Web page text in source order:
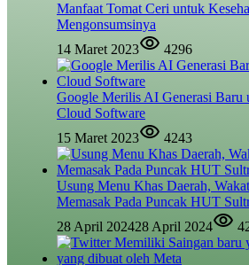
Manfaat Tomat Ceri untuk
Mengonsumsinya
14 Maret 2023
4296
Google Merilis AI Generasi Baru
Cloud Software
15 Maret 2023
4243
Usung Menu Khas Daerah,
Memasak Pada Puncak HUT
28 April 202428 April 2024